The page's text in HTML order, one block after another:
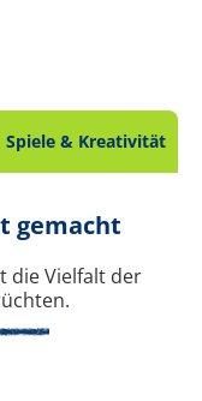
Spiele & Kreativität
gemacht
die Vielfalt der